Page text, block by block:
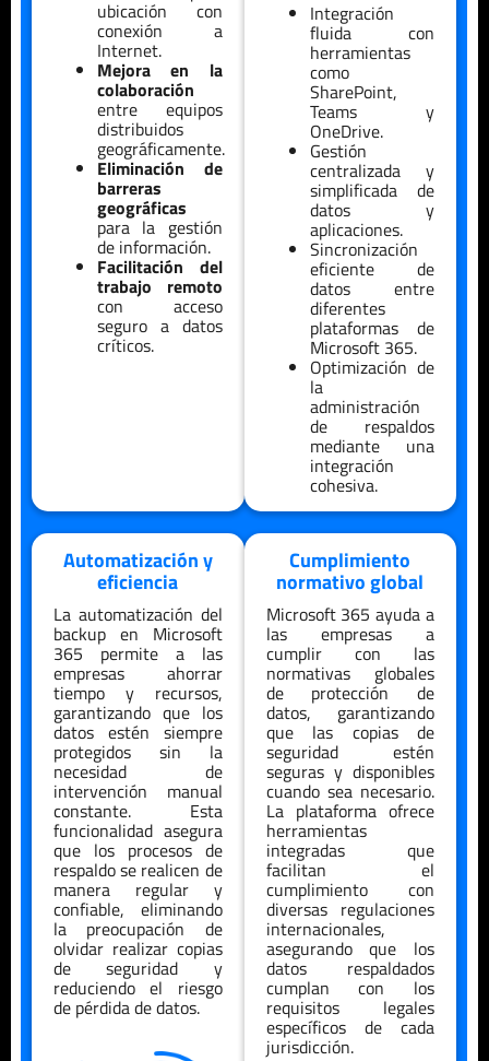
ubicación con
conexión a
Internet.
Mejora en la
colaboración
entre equipos
distribuidos
geográficamente.
Eliminación de
barreras
geográficas
para la gestión
de información.
Facilitación del
trabajo remoto
con acceso
seguro a datos
críticos.
Integración
fluida con
herramientas
como
SharePoint,
Teams y
OneDrive.
Gestión
centralizada y
simplificada de
datos y
aplicaciones.
Sincronización
eficiente de
datos entre
diferentes
plataformas de
Microsoft 365.
Optimización de
la
administración
de respaldos
mediante una
integración
cohesiva.
Automatización y
eficiencia
La automatización del
backup en Microsoft
365 permite a las
empresas ahorrar
tiempo y recursos,
garantizando que los
datos estén siempre
protegidos sin la
necesidad de
intervención manual
constante. Esta
funcionalidad asegura
que los procesos de
respaldo se realicen de
manera regular y
confiable, eliminando
la preocupación de
olvidar realizar copias
de seguridad y
reduciendo el riesgo
de pérdida de datos.
Cumplimiento
normativo global
Microsoft 365 ayuda a
las empresas a
cumplir con las
normativas globales
de protección de
datos, garantizando
que las copias de
seguridad estén
seguras y disponibles
cuando sea necesario.
La plataforma ofrece
herramientas
integradas que
facilitan el
cumplimiento con
diversas regulaciones
internacionales,
asegurando que los
datos respaldados
cumplan con los
requisitos legales
específicos de cada
jurisdicción.